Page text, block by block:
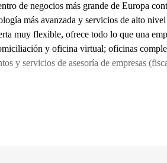
de negocios más grande de Europa
más avanzada y servicios de alto
muy flexible, ofrece todo lo que una
y oficina virtual; oficinas
y servicios de asesoría de empresas